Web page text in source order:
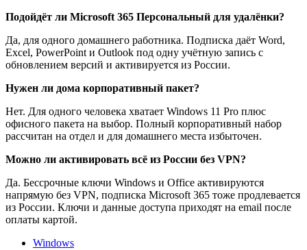
Подойдёт ли Microsoft 365 Персональный для удалёнки?
Да, для одного домашнего работника. Подписка даёт Word,
Excel, PowerPoint и Outlook под одну учётную запись с
обновлением версий и активируется из России.
Нужен ли дома корпоративный пакет?
Нет. Для одного человека хватает Windows 11 Pro плюс
офисного пакета на выбор. Полный корпоративный набор
рассчитан на отдел и для домашнего места избыточен.
Можно ли активировать всё из России без VPN?
Да. Бессрочные ключи Windows и Office активируются
напрямую без VPN, подписка Microsoft 365 тоже продлевается
из России. Ключи и данные доступа приходят на email после
оплаты картой.
Windows